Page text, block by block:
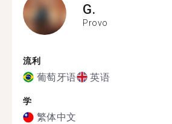
G.
Provo
流利
葡萄牙语 英语
学
繁体中文